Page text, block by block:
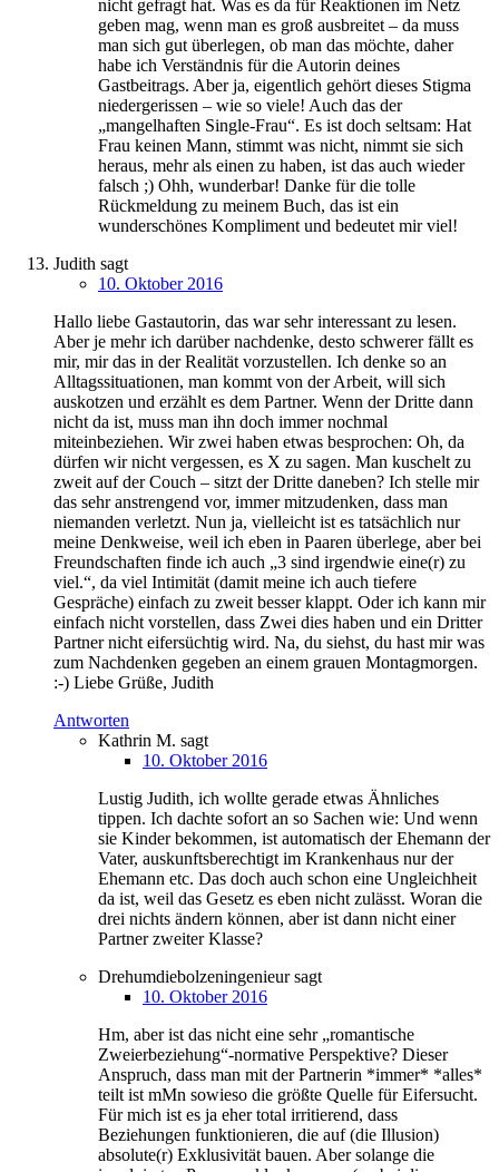
nicht gefragt hat. Was es da für Reaktionen im Netz
geben mag, wenn man es groß ausbreitet – da muss
man sich gut überlegen, ob man das möchte, daher
habe ich Verständnis für die Autorin deines
Gastbeitrags. Aber ja, eigentlich gehört dieses Stigma
niedergerissen – wie so viele! Auch das der
„mangelhaften Single-Frau“. Es ist doch seltsam: Hat
Frau keinen Mann, stimmt was nicht, nimmt sie sich
heraus, mehr als einen zu haben, ist das auch wieder
falsch ;) Ohh, wunderbar! Danke für die tolle
Rückmeldung zu meinem Buch, das ist ein
wunderschönes Kompliment und bedeutet mir viel!
Judith sagt
10. Oktober 2016
Hallo liebe Gastautorin, das war sehr interessant zu lesen.
Aber je mehr ich darüber nachdenke, desto schwerer fällt es
mir, mir das in der Realität vorzustellen. Ich denke so an
Alltagssituationen, man kommt von der Arbeit, will sich
auskotzen und erzählt es dem Partner. Wenn der Dritte dann
nicht da ist, muss man ihn doch immer nochmal
miteinbeziehen. Wir zwei haben etwas besprochen: Oh, da
dürfen wir nicht vergessen, es X zu sagen. Man kuschelt zu
zweit auf der Couch – sitzt der Dritte daneben? Ich stelle mir
das sehr anstrengend vor, immer mitzudenken, dass man
niemanden verletzt. Nun ja, vielleicht ist es tatsächlich nur
meine Denkweise, weil ich eben in Paaren überlege, aber bei
Freundschaften finde ich auch „3 sind irgendwie eine(r) zu
viel.“, da viel Intimität (damit meine ich auch tiefere
Gespräche) einfach zu zweit besser klappt. Oder ich kann mir
einfach nicht vorstellen, dass Zwei dies haben und ein Dritter
Partner nicht eifersüchtig wird. Na, du siehst, du hast mir was
zum Nachdenken gegeben an einem grauen Montagmorgen.
:-) Liebe Grüße, Judith
Antworten
Kathrin M. sagt
10. Oktober 2016
Lustig Judith, ich wollte gerade etwas Ähnliches
tippen. Ich dachte sofort an so Sachen wie: Und wenn
sie Kinder bekommen, ist automatisch der Ehemann der
Vater, auskunftsberechtigt im Krankenhaus nur der
Ehemann etc. Das doch auch schon eine Ungleichheit
da ist, weil das Gesetz es eben nicht zulässt. Woran die
drei nichts ändern können, aber ist dann nicht einer
Partner zweiter Klasse?
Drehumdiebolzeningenieursagt
10. Oktober 2016
Hm, aber ist das nicht eine sehr „romantische
Zweierbeziehung“-normative Perspektive? Dieser
Anspruch, dass man mit der Partnerin *immer* *alles*
teilt ist mMn sowieso die größte Quelle für Eifersucht.
Für mich ist es ja eher total irritierend, dass
Beziehungen funktionieren, die auf (die Illusion)
absolute(r) Exklusivität bauen. Aber solange die